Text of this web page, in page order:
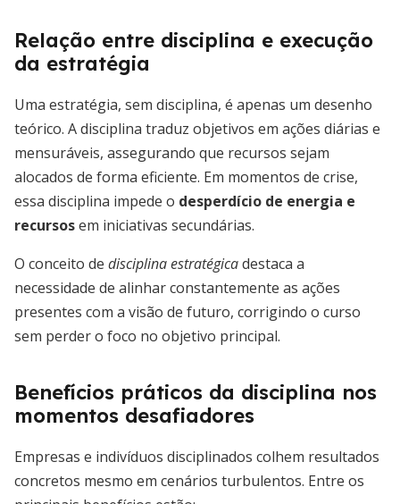
Relação entre disciplina e execução
da estratégia
Uma estratégia, sem disciplina, é apenas um desenho
teórico. A disciplina traduz objetivos em ações diárias e
mensuráveis, assegurando que recursos sejam
alocados de forma eficiente. Em momentos de crise,
essa disciplina impede o desperdício de energia e
recursosem iniciativas secundárias.
O conceito de disciplina estratégicadestaca a
necessidade de alinhar constantemente as ações
presentes com a visão de futuro, corrigindo o curso
sem perder o foco no objetivo principal.
Benefícios práticos da disciplina nos
momentos desafiadores
Empresas e indivíduos disciplinados colhem resultados
concretos mesmo em cenários turbulentos. Entre os